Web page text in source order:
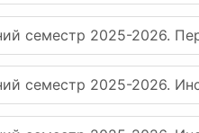
семестр 2025-2026.
семестр 2025-2026.